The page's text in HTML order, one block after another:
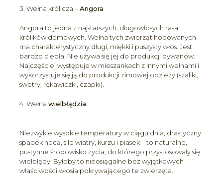
3. Wełna królicza –Angora
Angora to jedna z najstarszych, długowłosych rasa
królików domowych. Wełna tych zwierząt hodowanych
ma charakterystyczny długi, miękki i puszysty włos. Jest
bardzo ciepła. Nie używa się jej do produkcji dywanów.
Najczęściej występuje w mieszankach z innymi wełnami i
wykorzystuje się ją do produkcji zimowej odzieży (szaliki,
swetry, rękawiczki, czapki).
4. Wełna wielbłądzia
Niezwykle wysokie temperatury w ciągu dnia, drastyczny
spadek nocą, sile wiatry, kurzu i piasek – to naturalne,
pustynne środowisko życia, do którego przystosowały się
wielbłądy. Byłoby to nieosiągalne bez wyjątkowych
właściwości włosia pokrywającego te zwierzęta.